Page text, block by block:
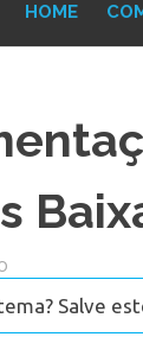
HOME
Salve